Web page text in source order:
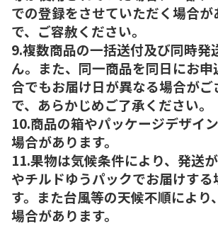
での登録をさせていただく場合が
で、ご容赦ください。
9.複数商品の一括送付及び同時発
ん。また、同一商品を同日にお申
合でもお届け日が異なる場合がご
で、あらかじめご了承ください。
10.商品の箱やパッケージデザイ
場合があります。
11.果物は気候条件により、発送
やチルドゆうパックでお届けする
す。また台風等の天候不順により
場合があります。